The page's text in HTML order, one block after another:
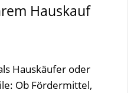
Hauskauf
Hauskäufer oder
Ob Fördermittel,